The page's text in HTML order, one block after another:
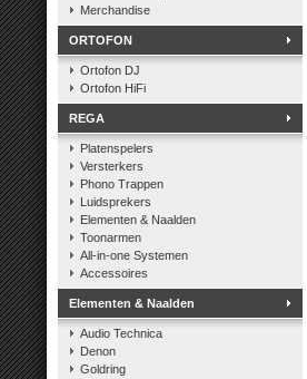
Merchandise
ORTOFON
Ortofon DJ
Ortofon HiFi
REGA
Platenspelers
Versterkers
Phono Trappen
Luidsprekers
Elementen & Naalden
Toonarmen
All-in-one Systemen
Accessoires
Elementen & Naalden
Audio Technica
Denon
Goldring